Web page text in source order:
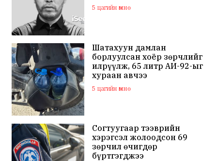
5 цагийн өмнө
Шатахуун дамлан
борлуулсан хоёр зөрчлийг
илрүүлж, 65 литр АИ-92-ыг
хураан авчээ
5 цагийн өмнө
Согтуугаар тээврийн
хэрэгсэл жолоодсон 69
зөрчил өчигдөр
бүртгэгджээ